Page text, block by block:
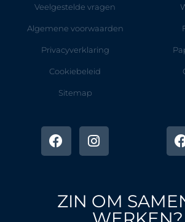
Veelgestelde vragen
Algemene voorwaarden
Privacyverklaring
Cookiebeleid
Sitemap
a
c
e
o
n
s
t
r
a
k
ZIN OM